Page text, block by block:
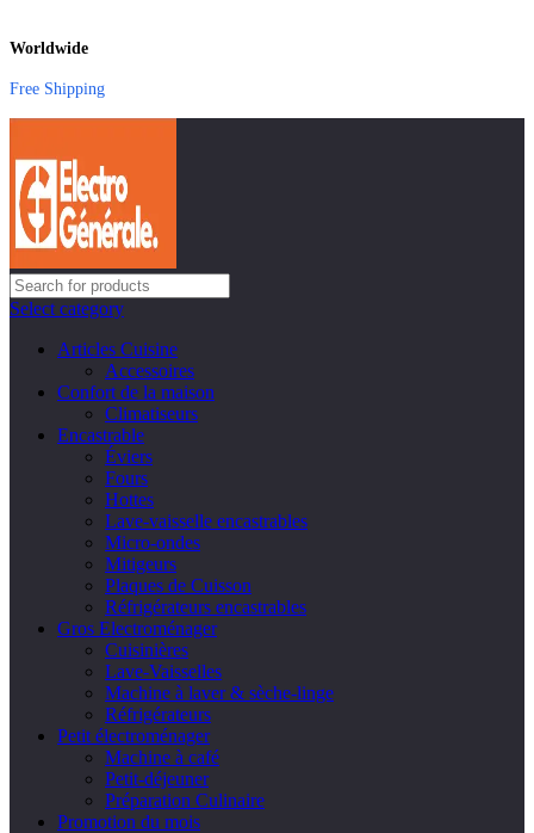
Worldwide
Free Shipping
Select category
Articles Cuisine
Accessoires
Confort de la maison
Climatiseurs
Encastrable
Éviers
Fours
Hottes
Lave-vaisselle encastrables
Micro-ondes
Mitigeurs
Plaques de Cuisson
Réfrigérateurs encastrables
Gros Electroménager
Cuisinières
Lave-Vaisselles
Machine à laver & sèche-linge
Réfrigérateurs
Petit électroménager
Machine à café
Petit-déjeuner
Préparation Culinaire
Promotion du mois